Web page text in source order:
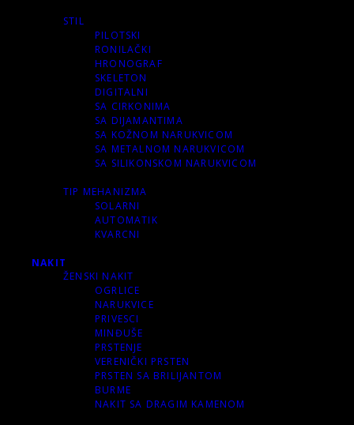
STIL
PILOTSKI
RONILAČKI
HRONOGRAF
SKELETON
DIGITALNI
SA CIRKONIMA
SA DIJAMANTIMA
SA KOŽNOM NARUKVICOM
SA METALNOM NARUKVICOM
SA SILIKONSKOM NARUKVICOM
TIP MEHANIZMA
SOLARNI
AUTOMATIK
KVARCNI
NAKIT
ŽENSKI NAKIT
OGRLICE
NARUKVICE
PRIVESCI
MINĐUŠE
PRSTENJE
VERENIČKI PRSTEN
PRSTEN SA BRILIJANTOM
BURME
NAKIT SA DRAGIM KAMENOM